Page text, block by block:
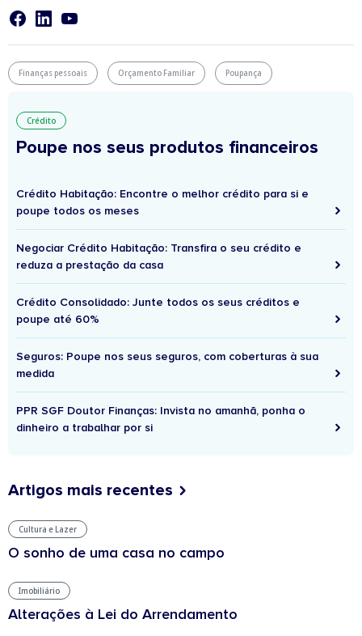
Finanças pessoais Orçamento Familiar Poupança
Crédito
Poupe nos seus produtos financeiros
Crédito Habitação: Encontre o melhor crédito para si e
poupe todos os meses
Negociar Crédito Habitação: Transfira o seu crédito e
reduza a prestação da casa
Crédito Consolidado: Junte todos os seus créditos e
poupe até 60%
Seguros: Poupe nos seus seguros, com coberturas à sua
medida
PPR SGF Doutor Finanças: Invista no amanhã, ponha o
dinheiro a trabalhar por si
Artigos mais recentes
Cultura e Lazer
O sonho de uma casa no campo
Imobiliário
Alterações à Lei do Arrendamento